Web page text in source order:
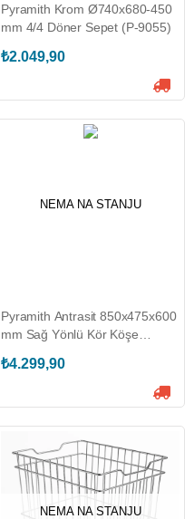
Pyramith Krom Ø740x680-450
mm 4/4 Döner Sepet (P-9055)
₺2.049,90
NEMA NA STANJU
Pyramith Antrasit 850x475x600
mm Sağ Yönlü Kör Köşe
₺4.299,90
NEMA NA STANJU